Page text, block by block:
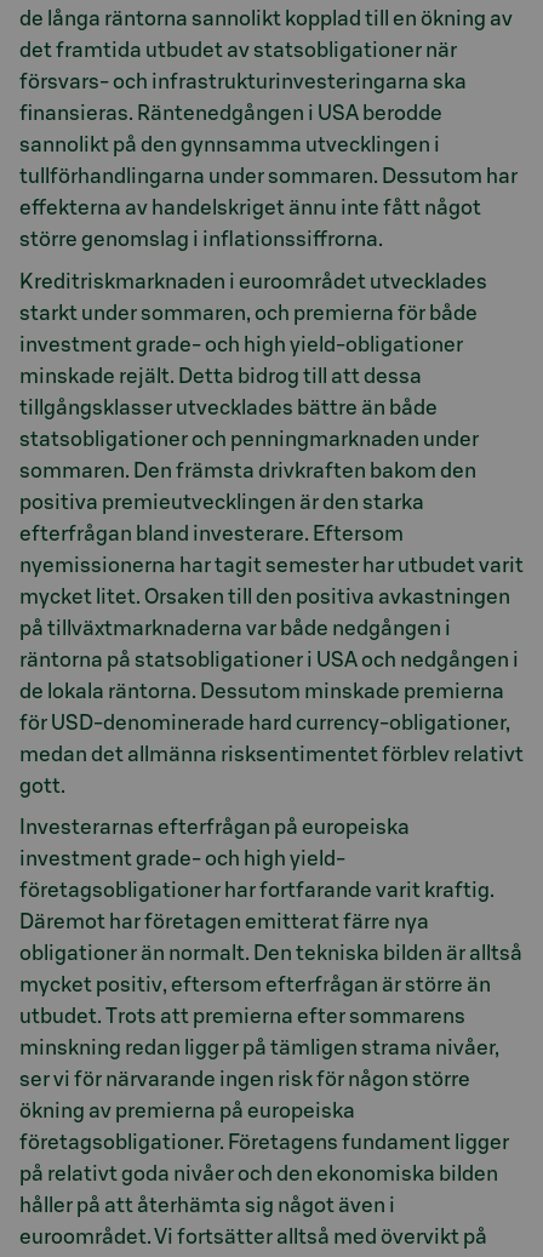
de långa räntorna sannolikt kopplad till en ökning av
det framtida utbudet av statsobligationer när
försvars- och infrastrukturinvesteringarna ska
finansieras. Räntenedgången i USA berodde
sannolikt på den gynnsamma utvecklingen i
tullförhandlingarna under sommaren. Dessutom har
effekterna av handelskriget ännu inte fått något
större genomslag i inflationssiffrorna.
Kreditriskmarknaden i euroområdet utvecklades
starkt under sommaren, och premierna för både
investment grade- och high yield-obligationer
minskade rejält. Detta bidrog till att dessa
tillgångsklasser utvecklades bättre än både
statsobligationer och penningmarknaden under
sommaren. Den främsta drivkraften bakom den
positiva premieutvecklingen är den starka
efterfrågan bland investerare. Eftersom
nyemissionerna har tagit semester har utbudet varit
mycket litet. Orsaken till den positiva avkastningen
på tillväxtmarknaderna var både nedgången i
räntorna på statsobligationer i USA och nedgången i
de lokala räntorna. Dessutom minskade premierna
för USD-denominerade hard currency-obligationer,
medan det allmänna risksentimentet förblev relativt
gott.
Investerarnas efterfrågan på europeiska
investment grade- och high yield-
företagsobligationer har fortfarande varit kraftig.
Däremot har företagen emitterat färre nya
obligationer än normalt. Den tekniska bilden är alltså
mycket positiv, eftersom efterfrågan är större än
utbudet. Trots att premierna efter sommarens
minskning redan ligger på tämligen strama nivåer,
ser vi för närvarande ingen risk för någon större
ökning av premierna på europeiska
företagsobligationer. Företagens fundament ligger
på relativt goda nivåer och den ekonomiska bilden
håller på att återhämta sig något även i
euroområdet. Vi fortsätter alltså med övervikt på